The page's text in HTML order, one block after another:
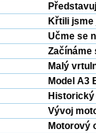
Křtili
Učme se
Začínáme
Malý
Model A3
Vývoj
Motorový